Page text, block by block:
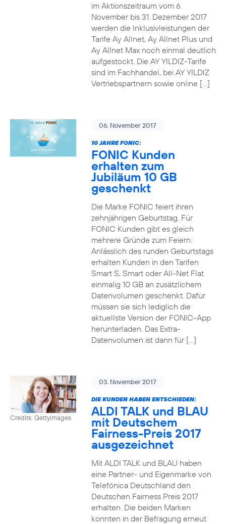
im Aktionszeitraum vom 6.
November bis 31. Dezember 2017
werden die Inklusivleistungen der
Tarife Ay Allnet, Ay Allnet Plus und
Ay Allnet Max noch einmal deutlich
aufgestockt. Die AY YILDIZ-Tarife
sind im Fachhandel, bei AY YILDIZ
Vertriebspartnern sowie online […]
06. November 2017
10 JAHRE FONIC:
FONIC Kunden
erhalten zum
Jubiläum 10 GB
geschenkt
Die Marke FONIC feiert ihren
zehnjährigen Geburtstag. Für
FONIC Kunden gibt es gleich
mehrere Gründe zum Feiern:
Anlässlich des runden Geburtstags
erhalten Kunden in den Tarifen
Smart S, Smart oder All-Net Flat
einmalig 10 GB an zusätzlichem
Datenvolumen geschenkt. Dafür
müssen sie sich lediglich die
aktuellste Version der FONIC-App
herunterladen. Das Extra-
Datenvolumen ist dann für […]
Credits: Gettyimages
03. November 2017
DIE KUNDEN HABEN ENTSCHIEDEN:
ALDI TALK und BLAU
mit Deutschem
Fairness-Preis 2017
ausgezeichnet
Mit ALDI TALK und BLAU haben
eine Partner- und Eigenmarke von
Telefónica Deutschland den
Deutschen Fairness Preis 2017
erhalten. Die beiden Marken
konnten in der Befragung erneut